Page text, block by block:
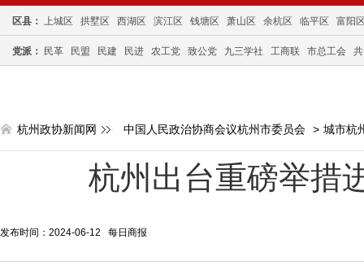
区县： 上城区 拱墅区 西湖区 滨江区 钱塘区 萧山区 余杭区 临平区 富阳
党派： 民革 民盟 民建 民进 农工党 致公党 九三学社 工商联 市总工会
杭州政协新闻网 中国人民政治协商会议杭州市委员会 > 城市杭
杭州出台重磅举措
发布时间：2024-06-12 每日商报